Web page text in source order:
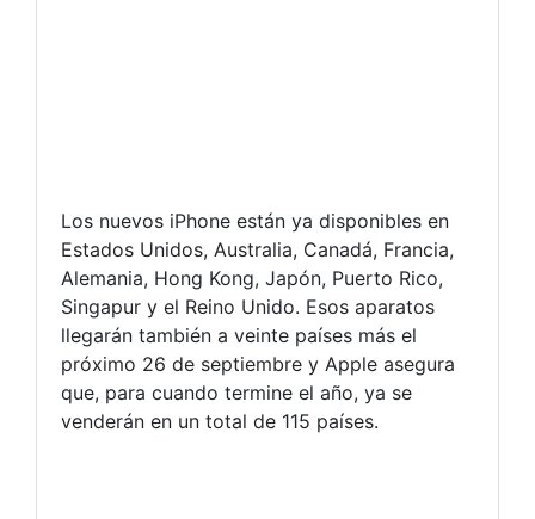
Los nuevos iPhone están ya disponibles en
Estados Unidos, Australia, Canadá, Francia,
Alemania, Hong Kong, Japón, Puerto Rico,
Singapur y el Reino Unido. Esos aparatos
llegarán también a veinte países más el
próximo 26 de septiembre y Apple asegura
que, para cuando termine el año, ya se
venderán en un total de 115 países.